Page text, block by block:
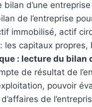
bilan d’une
de l’entreprise
immobilisé, actif
les capitaux propres,
: lecture du bilan
de résultat de
pouvoir
de